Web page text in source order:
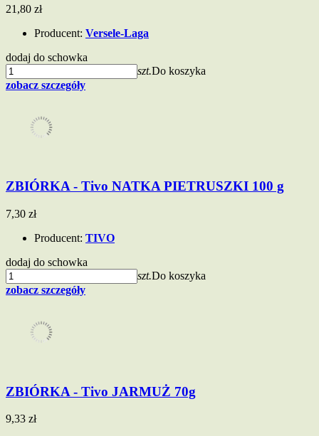
21,80 zł
Producent: Versele-Laga
dodaj do schowka
szt.Do koszyka
zobacz szczegóły
ZBIÓRKA - Tivo NATKA PIETRUSZKI 100 g
7,30 zł
Producent: TIVO
dodaj do schowka
szt.Do koszyka
zobacz szczegóły
ZBIÓRKA - Tivo JARMUŻ 70g
9,33 zł